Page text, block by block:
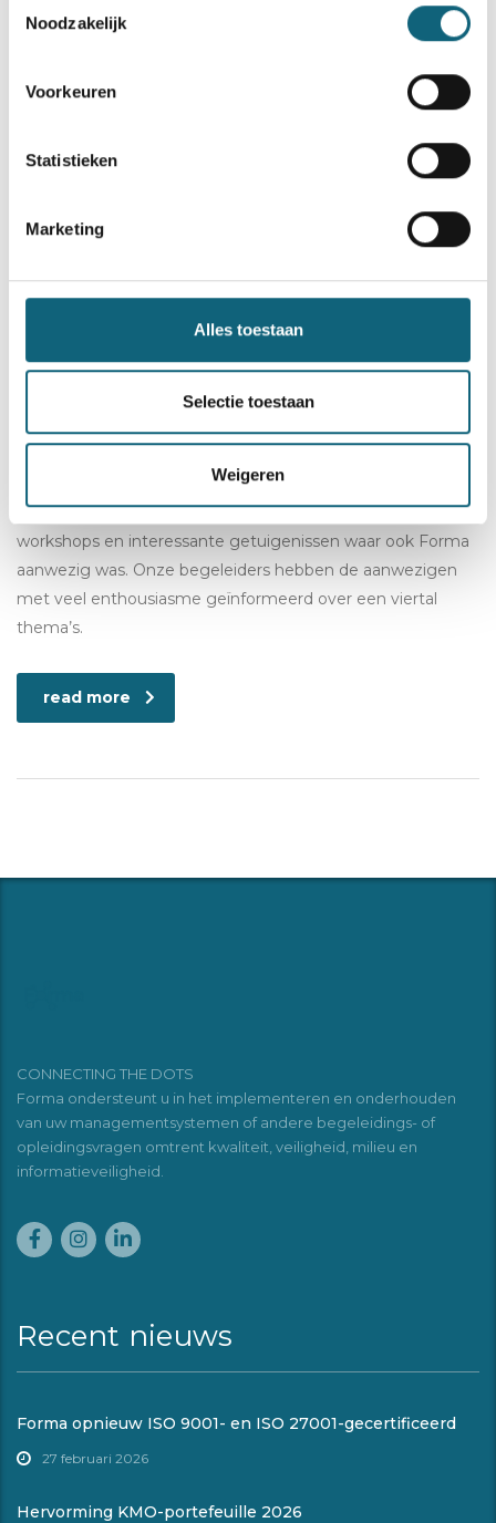
Bezoek onze
Noodzakelijk
Voorkeuren
Statistieken
Marketing
Alles toestaan
Selectie toestaan
Weigeren
Op 28 november 2019 vond het Safety Works congress
plaats in de Expo van Gent. Een dag vol boeiende
workshops en interessante getuigenissen waar ook Forma
aanwezig was. Onze begeleiders hebben de aanwezigen
met veel enthousiasme geïnformeerd over een viertal
thema’s.
read more
CONNECTING THE DOTS
Forma ondersteunt u in het implementeren en onderhouden
van uw managementsystemen of andere begeleidings- of
opleidingsvragen omtrent kwaliteit, veiligheid, milieu en
informatieveiligheid.
Recent nieuws
Forma opnieuw ISO 9001- en ISO 27001-gecertificeerd
27 februari 2026
Hervorming KMO-portefeuille 2026